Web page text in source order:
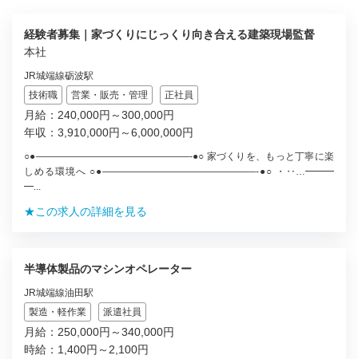
経験者募集｜家づくりにじっくり向き合える建築現場監督
本社
JR城端線砺波駅
技術職
営業・販売・管理 正社員
月給：240,000円～300,000円
年収：3,910,000円～6,000,000円
○●————————————————-●○ 家づくりを、もっと丁寧に楽
しめる環境へ ○●————————————————-●○ ・‥…━━━
━...
★この求人の詳細を見る
半導体製品のマシンオペレーター
JR城端線油田駅
製造・軽作業
派遣社員
月給：250,000円～340,000円
時給：1,400円～2,100円